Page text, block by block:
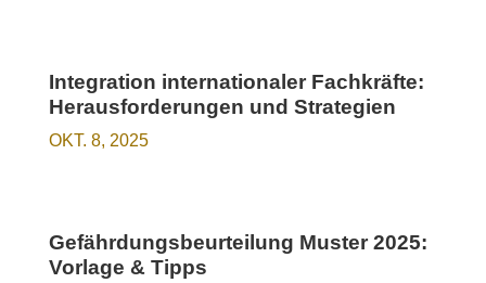
Integration internationaler Fachkräfte:
Herausforderungen und Strategien
OKT. 8, 2025
Gefährdungsbeurteilung Muster 2025:
Vorlage & Tipps